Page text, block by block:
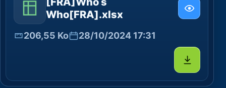
Who[FRA].xlsx
206,55 Ko 28/10/2024 17:31